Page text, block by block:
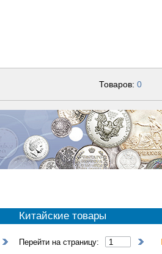
Товаров: 0
Китайские товары
Перейти на страницу: